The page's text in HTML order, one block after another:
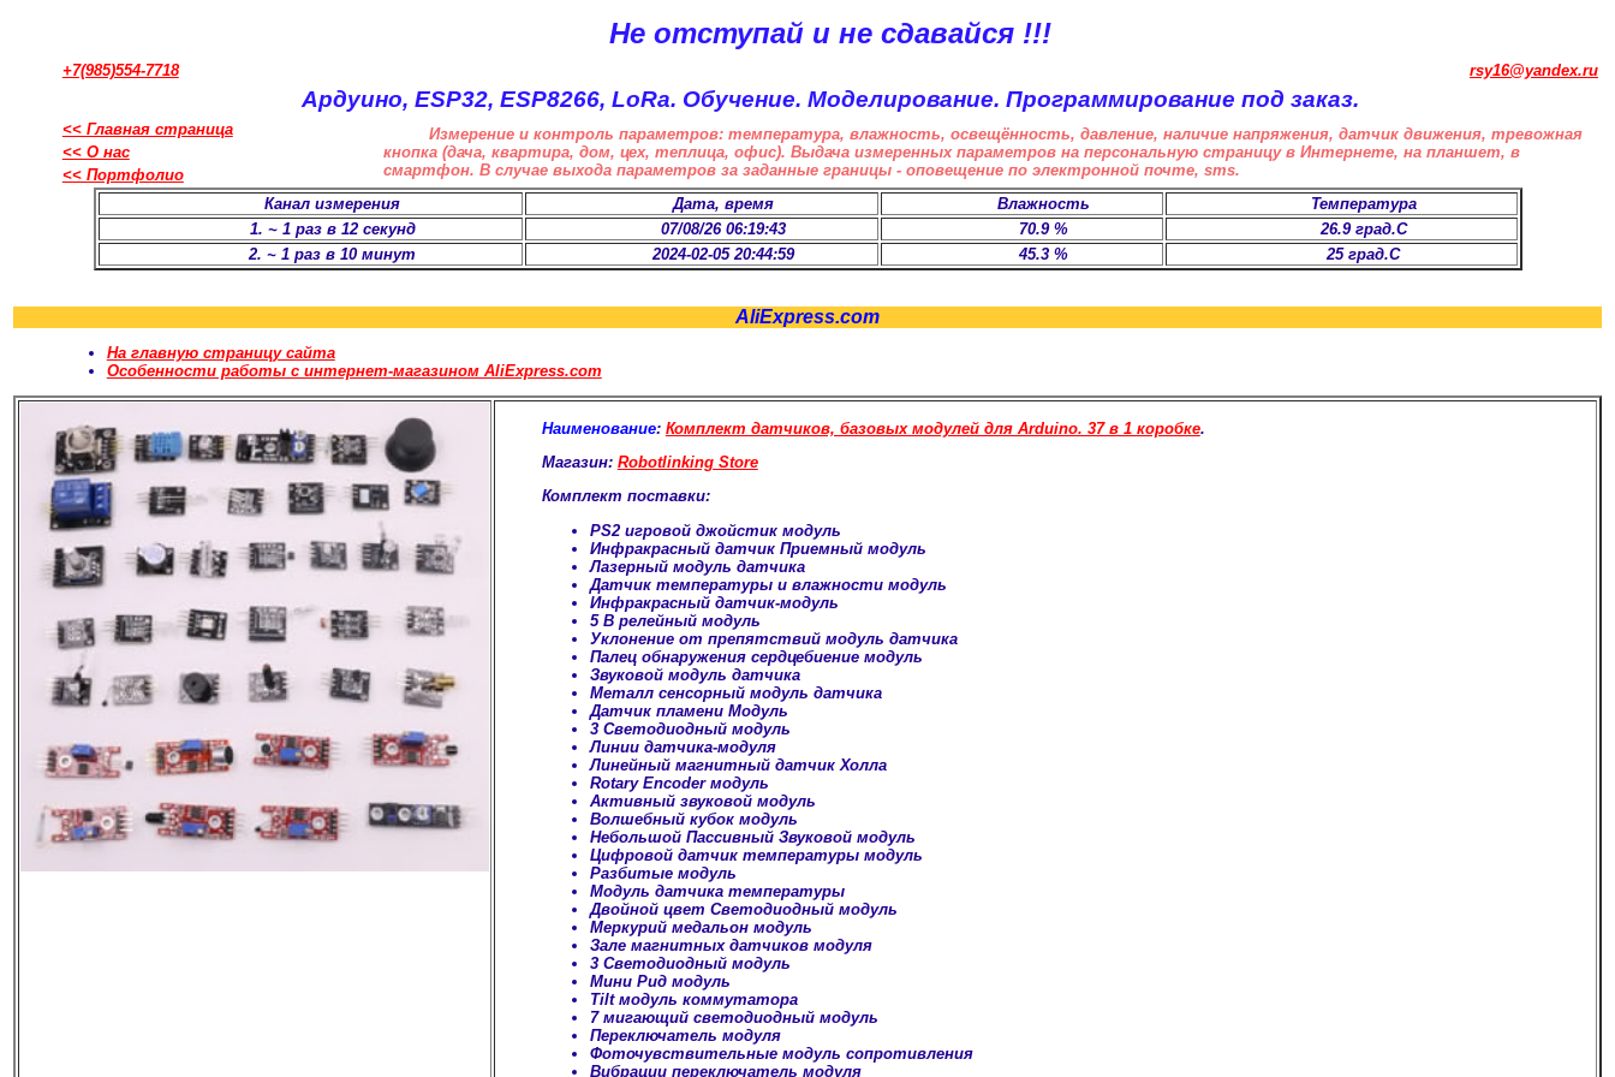
Не отступай и не сдавайся !!!
+7(985)554-7718 rsy16@yandex.ru
Ардуино, ESP32, ESP8266, LoRa. Обучение. Моделирование. Программирование под заказ.
<< Главная страница
Измерение и контроль параметров: температура, влажность, освещённость, давление, наличие напряжения, датчик движения, тревожная
кнопка (дача, квартира, дом, цех, теплица, офис). Выдача измеренных параметров на персональную страницу в Интернете, на планшет, в
смартфон. В случае выхода параметров за заданные границы - оповещение по электронной почте, sms.
<< О нас
<< Портфолио
Канал измерения
Дата, время Влажность
Температура
1. ~ 1 раз в 12 секунд
07/08/26 06:19:43 70.9 %
26.9 град.С
2. ~ 1 раз в 10 минут
2024-02-05 20:44:59 45.3 % 25 град.С
AliExpress.com
На главную страницу сайта
Особенности работы с интернет-магазином AliExpress.com
Наименование: Комплект датчиков, базовых модулей для Arduino. 37 в 1 коробке.
Магазин: Robotlinking Store
Комплект поставки:
PS2 игровой джойстик модуль
Инфракрасный датчик Приемный модуль
Лазерный модуль датчика
Датчик температуры и влажности модуль
Инфракрасный датчик-модуль
5 В релейный модуль
Уклонение от препятствий модуль датчика
Палец обнаружения сердцебиение модуль
Звуковой модуль датчика
Металл сенсорный модуль датчика
Датчик пламени Модуль
3 Светодиодный модуль
Линии датчика-модуля
Линейный магнитный датчик Холла
Rotary Encoder модуль
Активный звуковой модуль
Волшебный кубок модуль
Небольшой Пассивный Звуковой модуль
Цифровой датчик температуры модуль
Разбитые модуль
Модуль датчика температуры
Двойной цвет Светодиодный модуль
Меркурий медальон модуль
Зале магнитных датчиков модуля
3 Светодиодный модуль
Мини Рид модуль
Tilt модуль коммутатора
7 мигающий светодиодный модуль
Переключатель модуля
Фоточувствительные модуль сопротивления
Вибрации переключатель модуля